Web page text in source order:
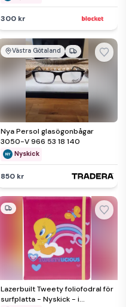
300 kr
Västra Götaland
Nya Persol glasögonbågar
3050-V 966 53 18 140
Nyskick
850 kr
Lazerbuilt Tweety foliofodral för
surfplatta - Nyskick - i